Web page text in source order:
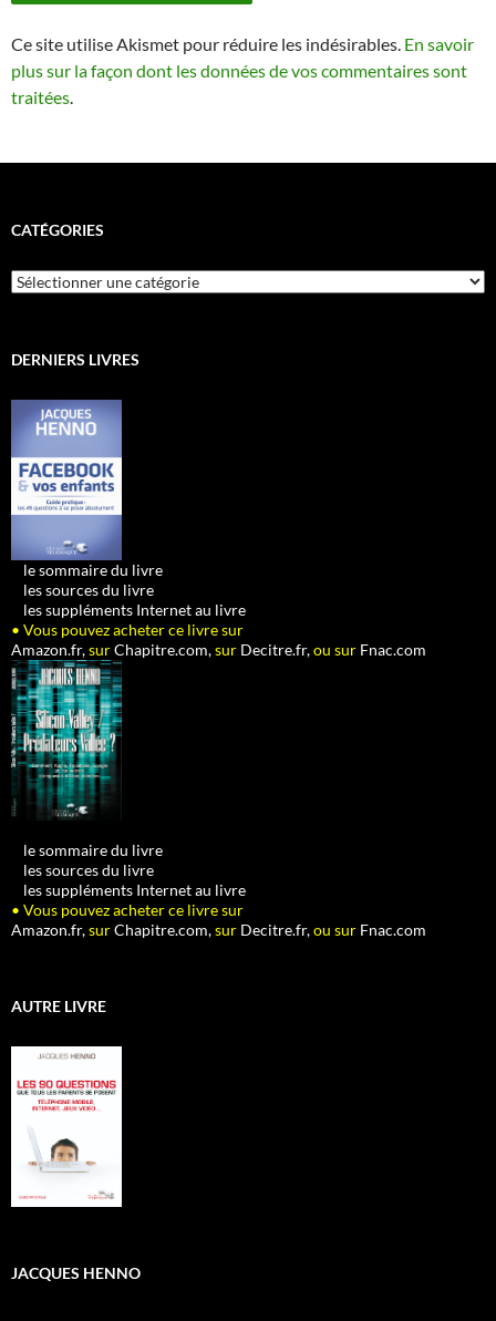
Ce site utilise Akismet pour réduire les indésirables. En savoir
plus sur la façon dont les données de vos commentaires sont
traitées.
CATÉGORIES
Catégories
DERNIERS LIVRES
le sommaire du livre
les sources du livre
les suppléments Internet au livre
• Vous pouvez acheter ce livre sur
Amazon.fr,surChapitre.com,sur Decitre.fr,ou sur Fnac.com
le sommaire du livre
les sources du livre
les suppléments Internet au livre
• Vous pouvez acheter ce livre sur
Amazon.fr,surChapitre.com,sur Decitre.fr,ou sur Fnac.com
AUTRE LIVRE
JACQUES HENNO